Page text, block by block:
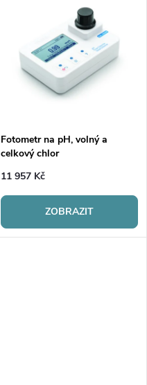
Fotometr na pH, volný a
celkový chlor
11 957 Kč
ZOBRAZIT